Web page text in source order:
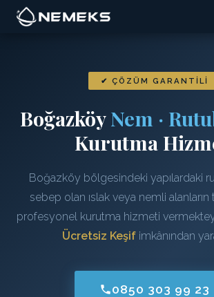
✔ ÇÖZÜM GARANTILI
BoğazköyNem ·
Kurutma
Boğazköy bölgesindeki yapılardaki
sebep olan ıslak veya nemli alanların
profesyonel kurutma hizmeti
Ücretsiz Keşif imkânından
0850 303 99 23